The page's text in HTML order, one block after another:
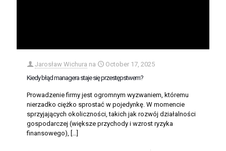
Jarosław Wichura na
October 17, 2025
Kiedy błąd managera staje się przestępstwem?
Prowadzenie firmy jest ogromnym wyzwaniem, któremu
nierzadko ciężko sprostać w pojedynkę. W momencie
sprzyjających okoliczności, takich jak rozwój działalności
gospodarczej (większe przychody i wzrost ryzyka
finansowego), […]